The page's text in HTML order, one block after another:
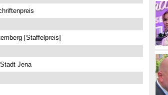
[Staffelpreis]
Jena